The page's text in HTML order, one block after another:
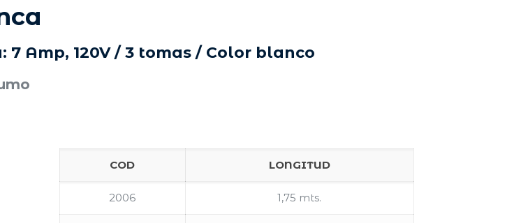
7 Amp, 120V / 3 tomas / Color blanco
COD LONGITUD
2006 1,75 mts.